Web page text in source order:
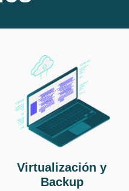
Virtualización y
Backup